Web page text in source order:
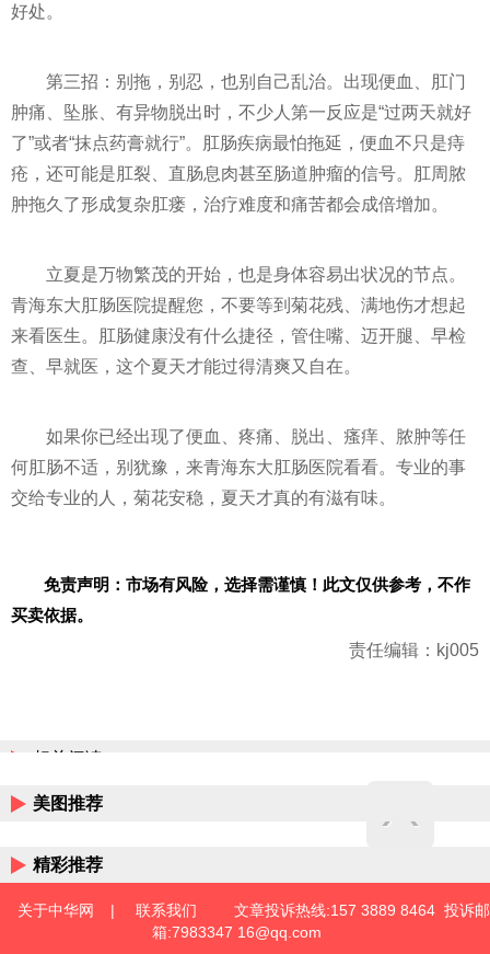
好处。
第三招：别拖，别忍，也别自己乱治。出现便血、肛门
肿痛、坠胀、有异物脱出时，不少人第一反应是“过两天就好
了”或者“抹点药膏就行”。肛肠疾病最怕拖延，便血不只是痔
疮，还可能是肛裂、直肠息肉甚至肠道肿瘤的信号。肛周脓
肿拖久了形成复杂肛瘘，治疗难度和痛苦都会成倍增加。
立夏是万物繁茂的开始，也是身体容易出状况的节点。
青海东大肛肠医院提醒您，不要等到菊花残、满地伤才想起
来看医生。肛肠健康没有什么捷径，管住嘴、迈开腿、早检
查、早就医，这个夏天才能过得清爽又自在。
如果你已经出现了便血、疼痛、脱出、瘙痒、脓肿等任
何肛肠不适，别犹豫，来青海东大肛肠医院看看。专业的事
交给专业的人，菊花安稳，夏天才真的有滋有味。
免责声明：市场有风险，选择需谨慎！此文仅供参考，不作
买卖依据。
责任编辑：kj005
相关阅读
美图推荐
精彩推荐
关于中华网 | 联系我们
文章投诉热线:157 3889 8464 投诉邮
箱:7983347 16@qq.com